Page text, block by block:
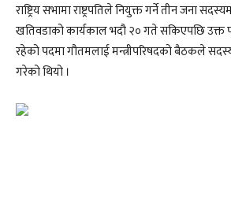
राष्ट्रिय सभामा राष्ट्रपतिले नियुक्त गर्ने तीन जना
खतिवडाको कार्यकाल भदौ २० गते सकिएपछि उक्त
रहेको पदमा गौतमलाई मन्त्रीपरिषदको बैठकले
गरेको थियो ।